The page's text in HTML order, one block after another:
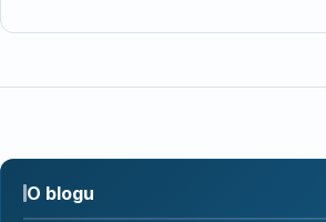
O blogu